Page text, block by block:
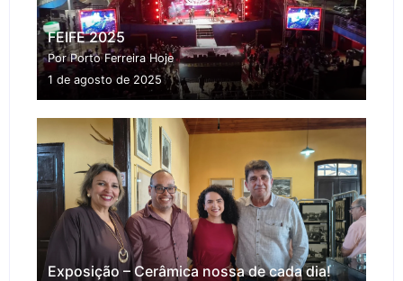
FEIFE 2025
Por Porto Ferreira Hoje
1 de agosto de 2025
Exposição – Cerâmica nossa de cada dia!